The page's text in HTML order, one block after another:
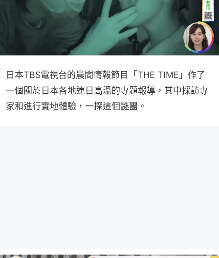
日本TBS電視台的晨間情報節目「THE TIME」作了
一個關於日本各地連日高溫的專題報導，其中採訪專
家和進行實地體驗，一探這個謎團。